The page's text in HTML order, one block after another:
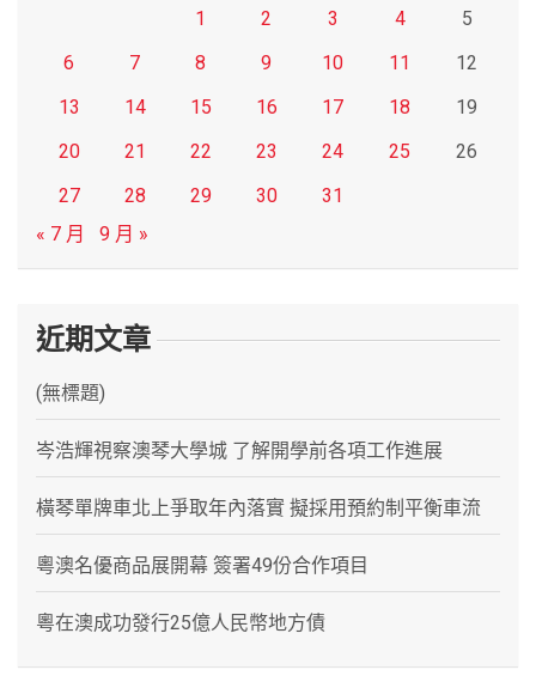
1
2 3 4
5
6
7 8 9 10 11
12
13
14 15 16 17 18
19
20
21 22 23 24 25
26
27
28 29 30
31
« 7 月
9 月 »
近期文章
(無標題)
岑浩輝視察澳琴大學城 了解開學前各項工作進展
橫琴單牌車北上爭取年內落實 擬採用預約制平衡車流
粵澳名優商品展開幕 簽署49份合作項目
粵在澳成功發行25億人民幣地方債